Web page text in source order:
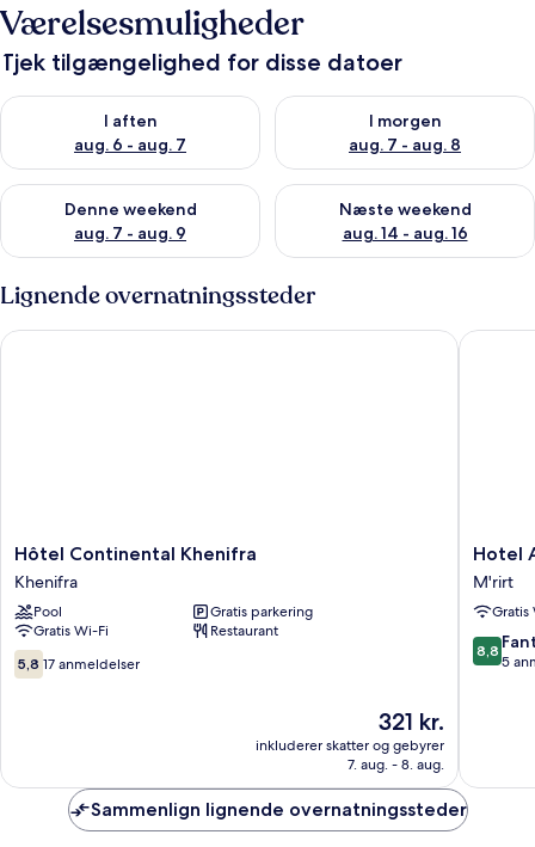
Værelsesmuligheder
Tjek tilgængelighed for disse datoer
I aften
aug. 6 - aug. 7
Tjek tilgængelighed for i aften aug. 6 - aug. 7
I morgen
aug. 7 - aug. 8
Tjek tilgængelighed for i
Denne weekend
aug. 7 - aug. 9
Tjek tilgængelighed for denne weekend aug. 7 - aug. 9
Næste weekend
aug. 14 - aug. 16
Tjek tilgængelighed for næste
Lignende overnatningssteder
Hôtel
Continental
Khenifra
Khenifra
Hôtel Continental Khenifra
Khenifra
Pool
Gratis parkering
Gratis Wi-Fi
Restaurant
5.8
ud
5,8 17 anmeldelser
Prisen
321 kr.
321 kr.
inkluderer skatter og gebyrer
7. aug. - 8. aug.
Hôtel Continental Khenifra
Hotel
Azaghar
M'rirt
Hotel
M'rirt
Gratis
8.8
ud
8,8
5
Hotel
Sammenlign lignende overnatningssteder